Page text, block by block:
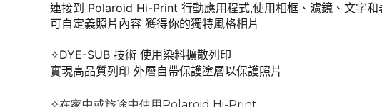
連接到 Polaroid Hi-Print 行動應用程式,使用相框、濾鏡、文字和
可自定義照片內容 獲得你的獨特風格相片
✧DYE-SUB 技術 使用染料擴散列印
實現高品質列印 外層自帶保護塗層以保護照片